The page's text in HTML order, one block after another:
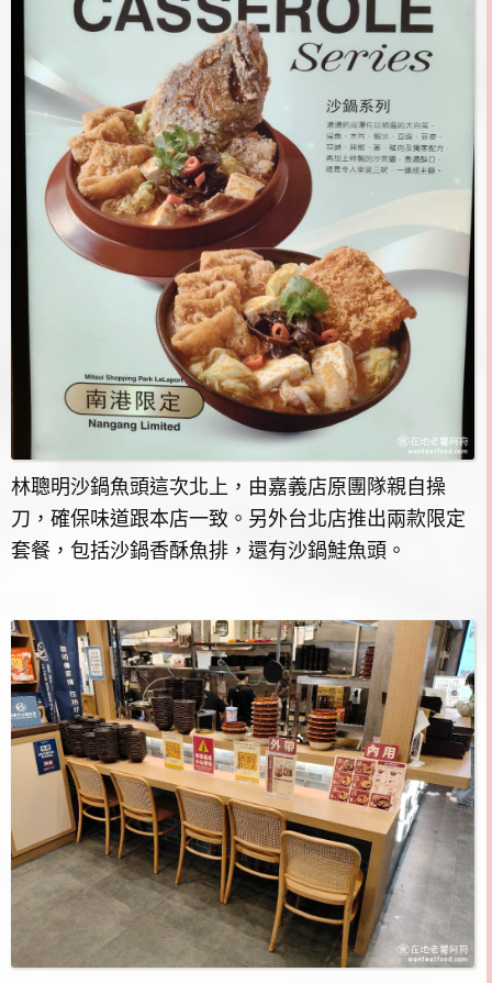
林聰明沙鍋魚頭這次北上，由嘉義店原團隊親自操
刀，確保味道跟本店一致。另外台北店推出兩款限定
套餐，包括沙鍋香酥魚排，還有沙鍋鮭魚頭。